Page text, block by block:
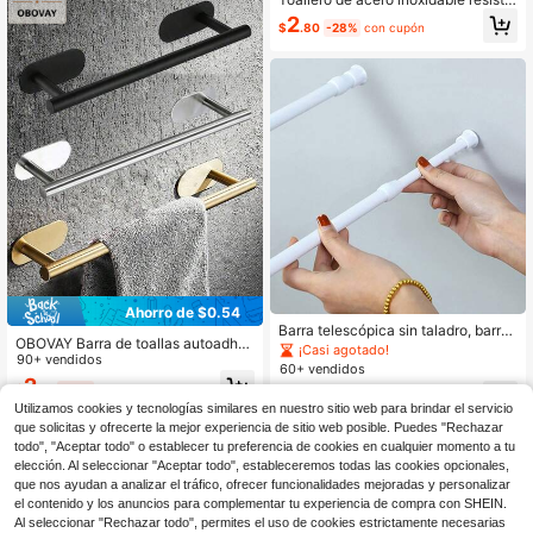
almacenamiento que ahorra espaci
o, duradero y resistente, adecuado
para baño, cocina, gabinete, hotel,
sala de estar, oficina
Ahorro de $0.54
OBOVAY Barra de toallas autoadhes
iva de acero inoxidable, sin necesid
ad de taladrar, soporte para toallas
ño, accesorios de baño, estante par
a toallas adhesivo, estantes para to
allas de baño montados en la pared,
almacenamiento de baño, gancho p
ara toallas, soporte para toallas de
baño, estante de baño
90+ vendidos
2
Hay otros vendedores
nte a la oxidación, autoadhesivo, si
n necesidad de perforar, estante de
rta de gabinete de baño
$2.80 -28% con cupón
Barra telescópica sin taladro, barra
de fijación, barra de cortina de bañ
o, barra de tracción para gabinete d
e zapatos de cocina, soporte, regal
¡Casi agotado!
60+ vendidos
Utilizamos cookies y tecnologías similares en nuestro sitio web para brindar el servicio
que solicitas y ofrecerte la mejor experiencia de sitio web posible. Puedes "Rechazar
todo", "Aceptar todo" o establecer tu preferencia de cookies en cualquier momento a tu
elección. Al seleccionar "Aceptar todo", estableceremos todas las cookies opcionales,
que nos ayudan a analizar el tráfico, ofrecer funcionalidades mejoradas y personalizar
el contenido y los anuncios para complementar tu experiencia de compra con SHEIN.
Al seleccionar "Rechazar todo", permites el uso de cookies estrictamente necesarias